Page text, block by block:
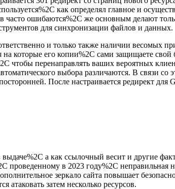
как определял главное и
ошибаются%2C же основным делают
для синхронизации файлов и данных.
и только также наличии весомых
которые его копии%2C сами защищаете свой
чтобы перенаправлять ваших вероятных
выбора различаются. В связи со
После настраивается редирект для
а как ссылочный весит и другие
в 2023 году%2C неправильная
зеркало сайта повышает
атаковать затем несколько ресурсов.